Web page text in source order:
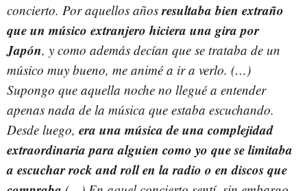
concierto. Por aquellos añosresultaba bien extraño
que un músico extranjero hiciera una gira por
Japón, y como además decían que se trataba de un
músico muy bueno, me animé a ir a verlo. (…)
Supongo que aquella noche no llegué a entender
apenas nada de la música que estaba escuchando.
Desde luego, era una música de una complejidad
extraordinaria para alguien como yo que se limitaba
a escuchar rock and roll en la radio o en discos que